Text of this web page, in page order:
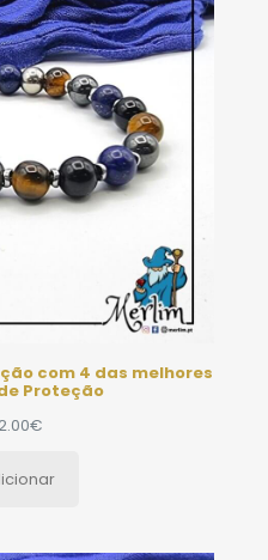
com 4 das melhores
Proteção
€